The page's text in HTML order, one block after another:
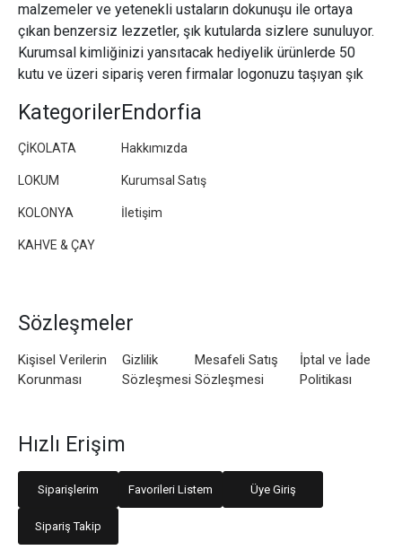
malzemeler ve yetenekli ustaların dokunuşu ile ortaya
çıkan benzersiz lezzetler, şık kutularda sizlere sunuluyor.
Kurumsal kimliğinizi yansıtacak hediyelik ürünlerde 50
kutu ve üzeri sipariş veren firmalar logonuzu taşıyan şık
Kategoriler
ÇİKOLATA
LOKUM
KOLONYA
KAHVE & ÇAY
Endorfia
Hakkımızda
Kurumsal Satış
İletişim
Sözleşmeler
Kişisel Verilerin
Korunması
Gizlilik
Sözleşmesi
Mesafeli Satış
Sözleşmesi
İptal ve İade
Politikası
Hızlı Erişim
Siparişlerim Favorileri Listem Üye Giriş
Sipariş Takip